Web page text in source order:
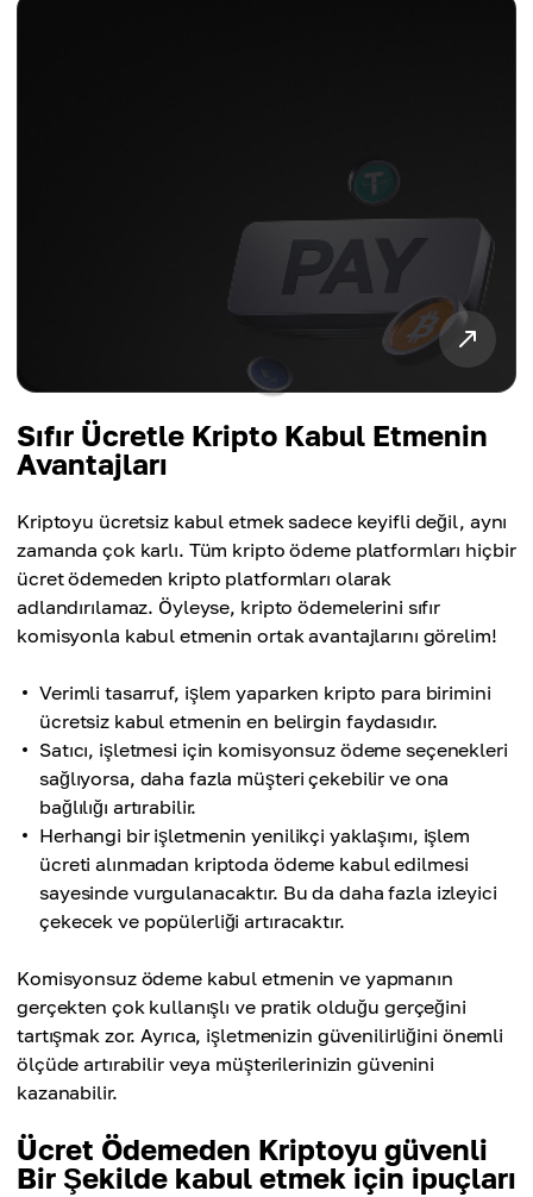
Sıfır Ücretle Kripto Kabul Etmenin
Avantajları
Kriptoyu ücretsiz kabul etmek sadece keyifli değil, aynı
zamanda çok karlı. Tüm kripto ödeme platformları hiçbir
ücret ödemeden kripto platformları olarak
adlandırılamaz. Öyleyse, kripto ödemelerini sıfır
komisyonla kabul etmenin ortak avantajlarını görelim!
Verimli tasarruf, işlem yaparken kripto para birimini
ücretsiz kabul etmenin en belirgin faydasıdır.
Satıcı, işletmesi için komisyonsuz ödeme seçenekleri
sağlıyorsa, daha fazla müşteri çekebilir ve ona
bağlılığı artırabilir.
Herhangi bir işletmenin yenilikçi yaklaşımı, işlem
ücreti alınmadan kriptoda ödeme kabul edilmesi
sayesinde vurgulanacaktır. Bu da daha fazla izleyici
çekecek ve popülerliği artıracaktır.
Komisyonsuz ödeme kabul etmenin ve yapmanın
gerçekten çok kullanışlı ve pratik olduğu gerçeğini
tartışmak zor. Ayrıca, işletmenizin güvenilirliğini önemli
ölçüde artırabilir veya müşterilerinizin güvenini
kazanabilir.
Ücret Ödemeden Kriptoyu güvenli
Bir Şekilde kabul etmek için ipuçları